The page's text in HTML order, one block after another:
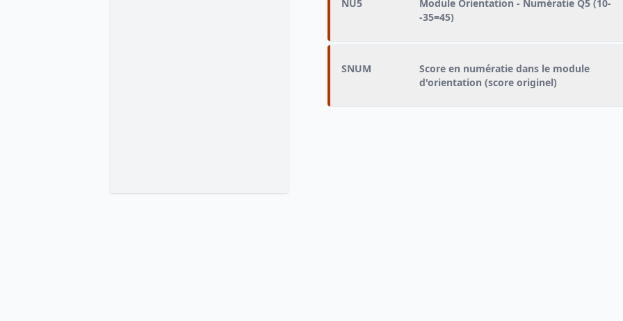
NU5
Module Orientation - Numératie Q5 (10-
-35=45)
SNUM
Score en numératie dans le module
d'orientation (score originel)